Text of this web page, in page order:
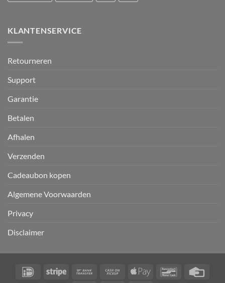
KLANTENSERVICE
Retourneren
Support
Garantie
Betalen
Afhalen
Verzenden
Cadeaubon kopen
Algemene Voorwaarden
Privacy
Disclaimer
IDeal Stripe
Bank
Cash
Apple
Bancontact